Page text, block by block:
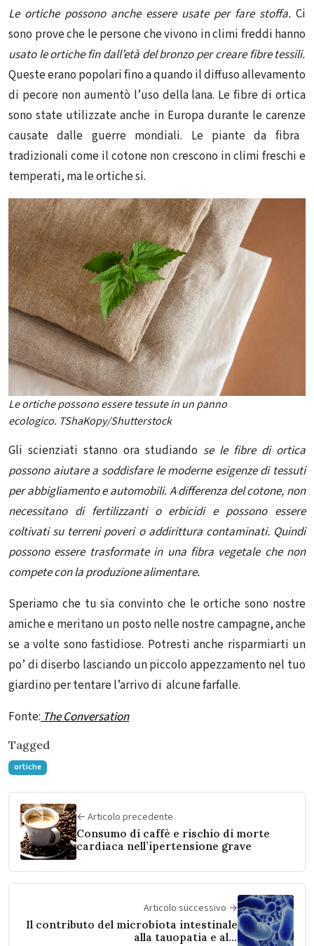
Le ortiche possono anche essere usate per fare stoffa. Ci
sono prove che le persone che vivono in climi freddi hanno
usato le ortichefin dall’età del bronzoper creare fibre tessili.
Queste erano popolari fino a quando il diffuso allevamento
di pecore non aumentò l’uso della lana. Le fibre di ortica
sono state utilizzate anche in Europa durante le carenze
causate dalle guerre mondiali. Le piante da fibra
tradizionali come il cotone non crescono in climi freschi e
temperati, ma le ortiche si.
Le ortiche possono essere tessute in un panno
ecologico. TShaKopy/Shutterstock
Gli scienziati stanno ora studiando se le fibre di ortica
possono aiutare a soddisfare le moderne esigenze di tessuti
per abbigliamento e automobili. A differenza del cotone, non
necessitano di fertilizzanti o erbicidi e possono essere
coltivati ​​su terreni poveri o addirittura contaminati. Quindi
possono essere trasformate in una fibra vegetale che non
compete con la produzione alimentare.
Speriamo che tu sia convinto che le ortiche sono nostre
amiche e meritano un posto nelle nostre campagne, anche
se a volte sono fastidiose. Potresti anche risparmiarti un
po’ di diserbo lasciando un piccolo appezzamento nel tuo
giardino per tentare l’arrivo di alcune farfalle.
Fonte:The Conversation
Tagged
ortiche
← Articolo precedente
Consumo di caffè e rischio di morte
cardiaca nell’ipertensione grave
Articolo successivo →
Il contributo del microbiota intestinale
alla tauopatia e alla